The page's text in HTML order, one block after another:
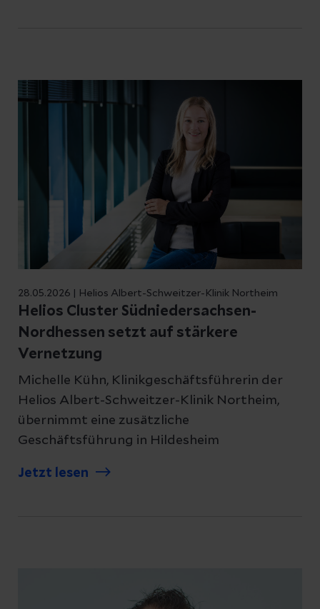
28.05.2026 | Helios Albert-Schweitzer-Klinik Northeim
Helios Cluster Südniedersachsen-
Nordhessen setzt auf stärkere
Vernetzung
Michelle Kühn, Klinikgeschäftsführerin der
Helios Albert-Schweitzer-Klinik Northeim,
übernimmt eine zusätzliche
Geschäftsführung in Hildesheim
Jetzt lesen